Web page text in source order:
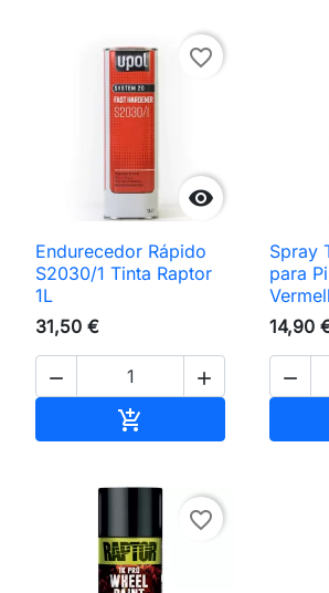

favorite_border
Endurecedor Rápido
S2030/1 Tinta Raptor
1L
31,50 €
 

Spray
para
14,90

favorite_border